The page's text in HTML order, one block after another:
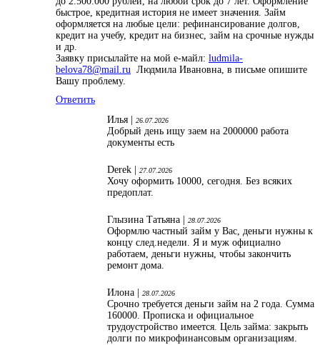
быстрое, кредитная история не имеет значения. Займ
оформляется на любые цели: рефинансирование долгов,
кредит на учебу, кредит на бизнес, займ на срочные нужды
и др.
Заявку присылайте на мой е-майл: ludmila-
belova78@mail.ru Людмила Ивановна, в письме опишите
Вашу проблему.
Ответить
Илья |
26.07.2026
Добрый день ищу заем на 2000000 работа
документы есть
Derek | 27.07.2026
Хочу оформить 10000, сегодня. Без всяких
предоплат.
Глызина Татьяна | 28.07.2026
Оформлю частный займ у Вас, деньги нужны к
концу след.недели. Я и муж официално
работаем, деньги нужны, чтобы закончить
ремонт дома.
Илона | 28.07.2026
Срочно требуется деньги займ на 2 года. Сумма
160000. Прописка и официальное
трудоустройство имеется. Цель займа: закрыть
долги по микрофинансовым организациям.